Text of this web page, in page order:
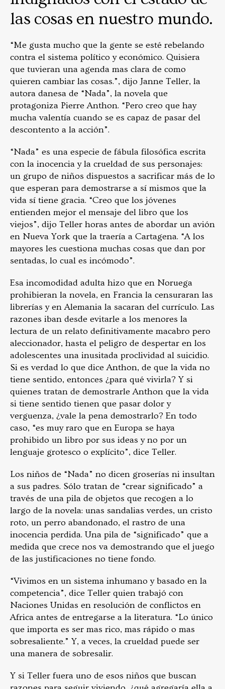
las cosas en nuestro mundo.
“Me gusta mucho que la gente se esté rebelando
contra el sistema político y económico. Quisiera
que tuvieran una agenda mas clara de como
quieren cambiar las cosas.”, dijo Janne Teller, la
autora danesa de “Nada”, la novela que
protagoniza Pierre Anthon. “Pero creo que hay
mucha valentía cuando se es capaz de pasar del
descontento a la acción”.
“Nada” es una especie de fábula filosófica escrita
con la inocencia y la crueldad de sus personajes:
un grupo de niños dispuestos a sacrificar más de lo
que esperan para demostrarse a sí mismos que la
vida sí tiene gracia. “Creo que los jóvenes
entienden mejor el mensaje del libro que los
viejos”, dijo Teller horas antes de abordar un avión
en Nueva York que la traería a Cartagena. “A los
mayores les cuestiona muchas cosas que dan por
sentadas, lo cual es incómodo”.
Esa incomodidad adulta hizo que en Noruega
prohibieran la novela, en Francia la censuraran las
librerías y en Alemania la sacaran del currículo. Las
razones iban desde evitarle a los menores la
lectura de un relato definitivamente macabro pero
aleccionador, hasta el peligro de despertar en los
adolescentes una inusitada proclividad al suicidio.
Si es verdad lo que dice Anthon, de que la vida no
tiene sentido, entonces ¿para qué vivirla? Y si
quienes tratan de demostrarle Anthon que la vida
si tiene sentido tienen que pasar dolor y
verguenza, ¿vale la pena demostrarlo? En todo
caso, “es muy raro que en Europa se haya
prohibido un libro por sus ideas y no por un
lenguaje grotesco o explícito”, dice Teller.
Los niños de “Nada” no dicen groserías ni insultan
a sus padres. Sólo tratan de “crear significado” a
través de una pila de objetos que recogen a lo
largo de la novela: unas sandalias verdes, un cristo
roto, un perro abandonado, el rastro de una
inocencia perdida. Una pila de “significado” que a
medida que crece nos va demostrando que el juego
de las justificaciones no tiene fondo.
“Vivimos en un sistema inhumano y basado en la
competencia”, dice Teller quien trabajó con
Naciones Unidas en resolución de conflictos en
Africa antes de entregarse a la literatura. “Lo único
que importa es ser mas rico, mas rápido o mas
sobresaliente.” Y, a veces, la crueldad puede ser
una manera de sobresalir.
Y si Teller fuera uno de esos niños que buscan